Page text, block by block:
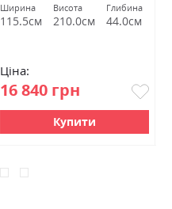
Ширина
115.5см
Висота
210.0см
Глибина
44.0см
Ціна:
16 840 грн
Купити